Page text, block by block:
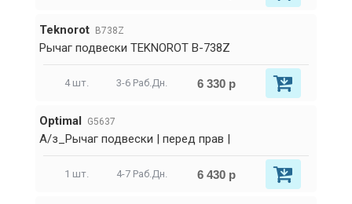
Teknorot B738Z
Рычаг подвески TEKNOROT B-738Z
4 шт. 3-6 Раб.Дн. 6 330 р
Optimal G5637
А/з_Рычаг подвески | перед прав |
1 шт. 4-7 Раб.Дн. 6 430 р